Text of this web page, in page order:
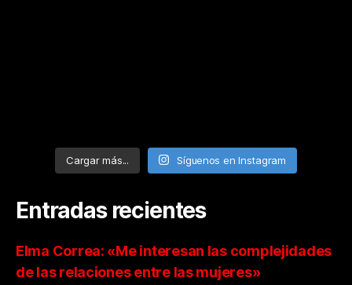
Cargar más... Síguenos en Instagram
Entradas recientes
Elma Correa: «Me interesan las complejidades
de las relaciones entre las mujeres»